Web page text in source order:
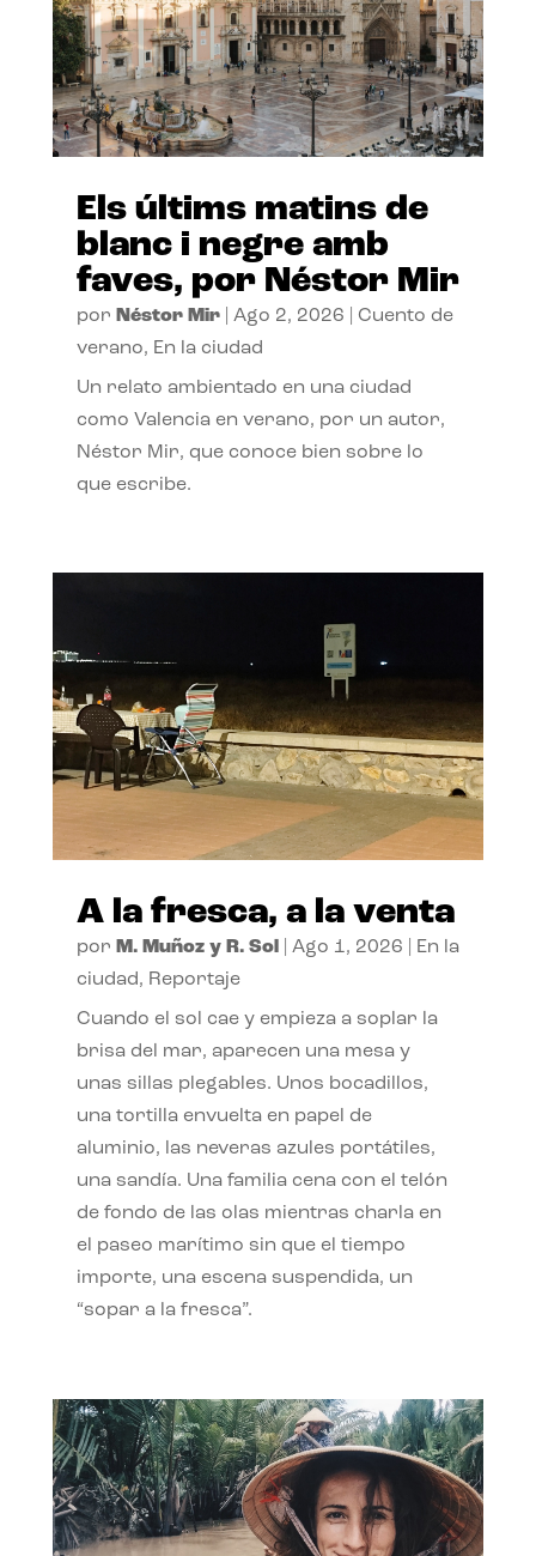
Els últims matins de
blanc i negre amb
faves, por Néstor Mir
por Néstor Mir| Ago 2, 2026
Cuento de
verano, En la ciudad
Un relato ambientado en una ciudad
como Valencia en verano, por un autor,
Néstor Mir, que conoce bien sobre lo
que escribe.
A la fresca, a la venta
por M. Muñoz y R. Sol| Ago 1, 2026
En la
ciudad, Reportaje
Cuando el sol cae y empieza a soplar la
brisa del mar, aparecen una mesa y
unas sillas plegables. Unos bocadillos,
una tortilla envuelta en papel de
aluminio, las neveras azules portátiles,
una sandía. Una familia cena con el telón
de fondo de las olas mientras charla en
el paseo marítimo sin que el tiempo
importe, una escena suspendida, un
“sopar a la fresca”.